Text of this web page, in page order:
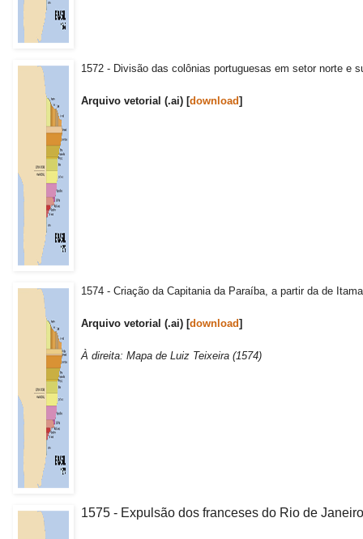
1572 - Divisão das colônias portuguesas em setor norte e
Arquivo vetorial (.ai) [download]
1574 - Criação da Capitania da Paraíba, a partir da de
Arquivo vetorial (.ai) [download]
À direita: Mapa de Luiz Teixeira (1574)
1575 - Expulsão dos franceses do Rio de